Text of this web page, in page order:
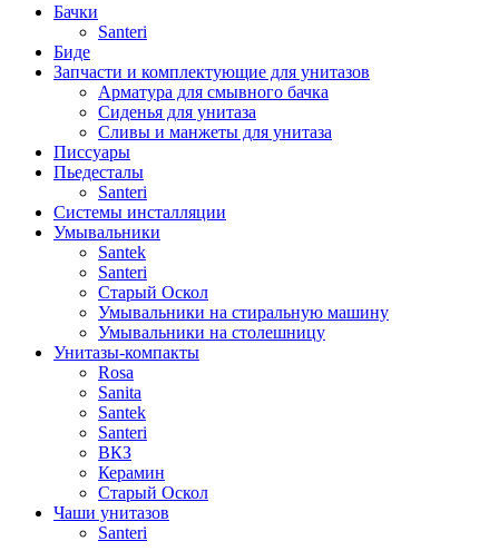
Бачки
Santeri
Биде
Запчасти и комплектующие для унитазов
Арматура для смывного бачка
Сиденья для унитаза
Сливы и манжеты для унитаза
Писсуары
Пьедесталы
Santeri
Системы инсталляции
Умывальники
Santek
Santeri
Старый Оскол
Умывальники на стиральную машину
Умывальники на столешницу
Унитазы-компакты
Rosa
Sanita
Santek
Santeri
ВКЗ
Керамин
Старый Оскол
Чаши унитазов
Santeri